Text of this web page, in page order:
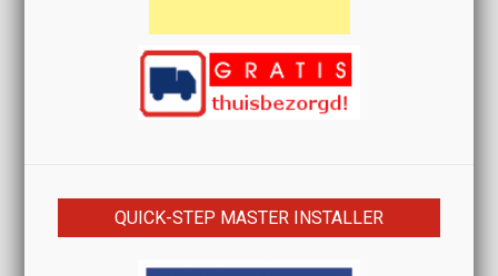
QUICK-STEP MASTER INSTALLER